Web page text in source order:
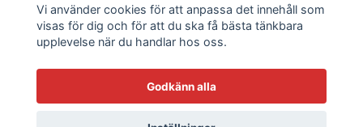
Kontakta oss
Vi använder cookies för att anpassa det innehåll som
visas för dig och för att du ska få bästa tänkbara
upplevelse när du handlar hos oss.
Godkänn alla